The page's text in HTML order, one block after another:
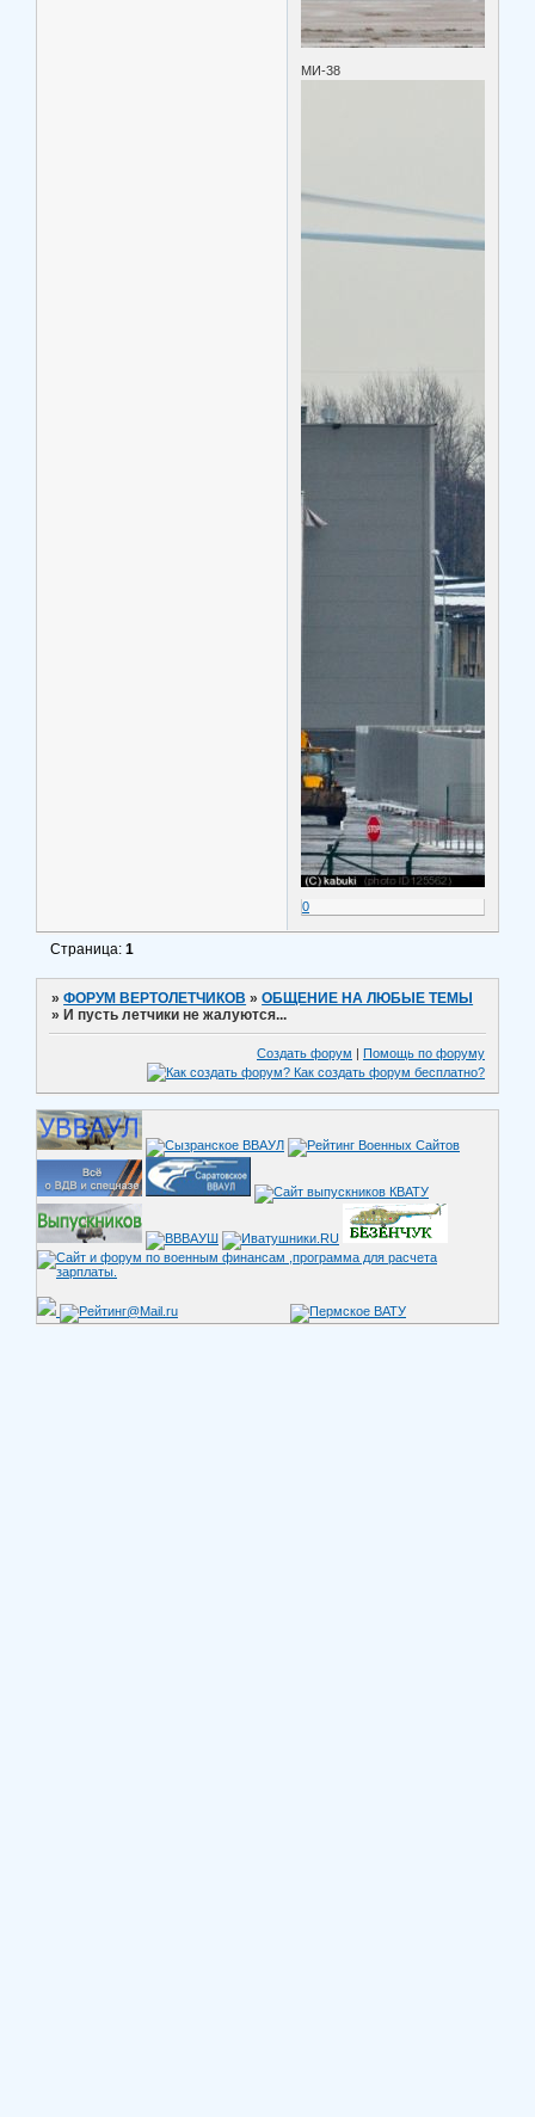
МИ-38
0
Страница:1
»ФОРУМ ВЕРТОЛЕТЧИКОВ »ОБЩЕНИЕ НА ЛЮБЫЕ ТЕМЫ
» И пусть летчики не жалуются...
Создать форум | Помощь по форуму